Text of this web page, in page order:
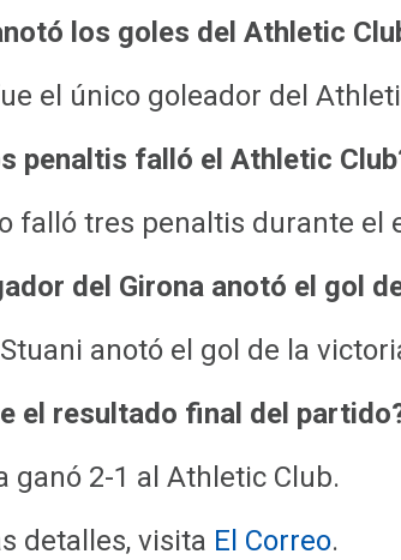
los goles del Athletic
el único goleador del
penaltis falló el Athletic
falló tres penaltis durante el
del Girona anotó el gol
anotó el gol de la
el resultado final del
ganó 2-1 al Athletic Club.
detalles, visita El Correo.